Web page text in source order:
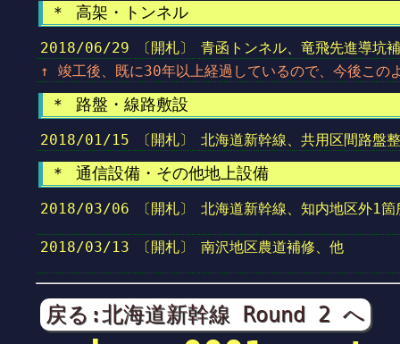
＊ 高架・トンネル
2018/06/29 〔開札〕
青函トンネル、竜飛先進導坑
↑ 竣工後、既に30年以上経過しているので、今後この
＊ 路盤・線路敷設
2018/01/15 〔開札〕 北海道新幹線、共用区間路盤
＊ 通信設備・その他地上設備
2018/03/06 〔開札〕 北海道新幹線、知内地区外1
2018/03/13 〔開札〕 南沢地区農道補修、他
戻る:北海道新幹線 Round 2 へ